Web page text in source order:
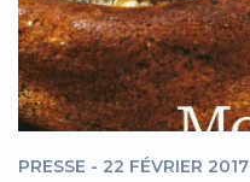
PRESSE - 22 FÉVRIER 2017